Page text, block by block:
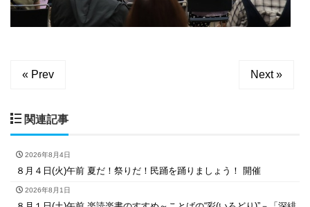
« Prev Next »
関連記事
2026年8月4日
８月４日(火)午前 夏だ！祭りだ！民踊を踊りましょう！ 開催
2026年8月1日